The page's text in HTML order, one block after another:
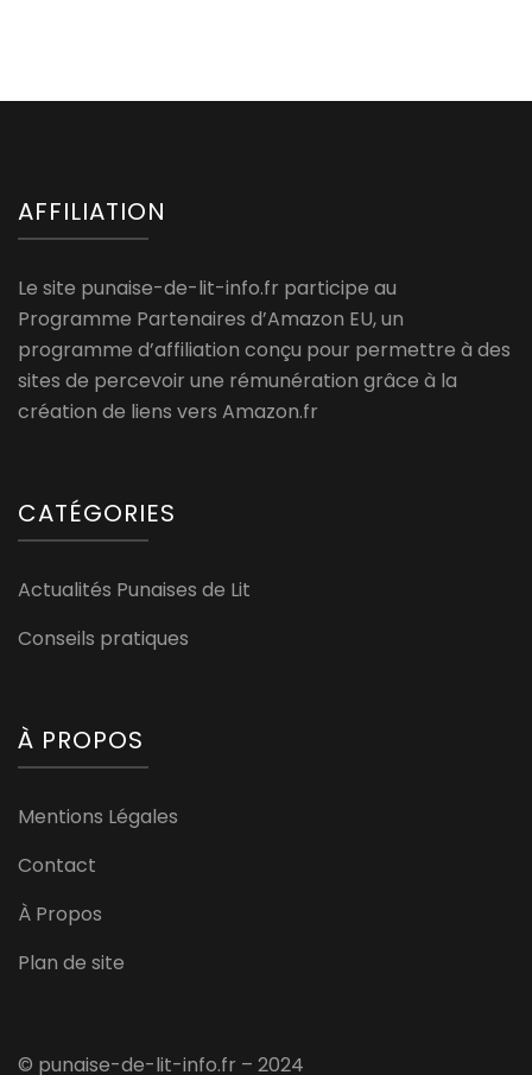
AFFILIATION
Le site punaise-de-lit-info.fr participe au
Programme Partenaires d’Amazon EU, un
programme d’affiliation conçu pour permettre à des
sites de percevoir une rémunération grâce à la
création de liens vers Amazon.fr
CATÉGORIES
Actualités Punaises de Lit
Conseils pratiques
À PROPOS
Mentions Légales
Contact
À Propos
Plan de site
© punaise-de-lit-info.fr – 2024